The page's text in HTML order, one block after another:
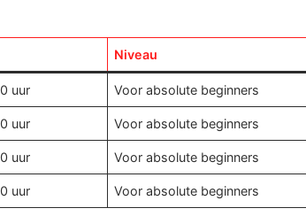
Niveau
uur Voor absolute beginners
uur Voor absolute beginners
uur Voor absolute beginners
uur Voor absolute beginners